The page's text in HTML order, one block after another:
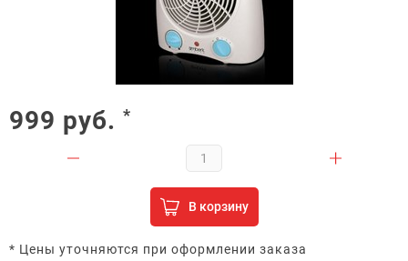
999 руб. *
В корзину
* Цены уточняются при оформлении заказа